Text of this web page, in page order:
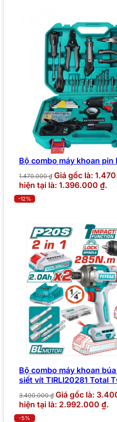
Bộ combo máy khoan pin
1.470.000₫ Giá gốc là:
hiện tại là: 1.396.000 ₫.
-12%
Bộ combo máy khoan
siết vít TIRLI20281 Total
3.400.000₫ Giá gốc là:
hiện tại là: 2.992.000 ₫.
-5%